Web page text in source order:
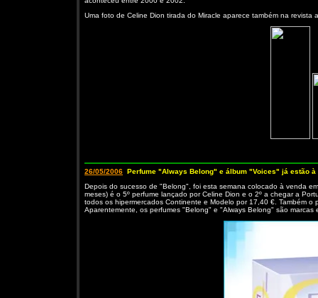
Uma foto de Celine Dion tirada do Miracle aparece também na revista
26/05/2006 Perfume "Always Belong" e álbum "Voices" já estão à
Depois do sucesso de "Belong", foi esta semana colocado à venda
meses) é o 5º perfume lançado por Celine Dion e o 2º a chegar a
todos os hipermercados Continente e Modelo por 17,40 €. Também
Aparentemente, os perfumes "Belong" e "Always Belong" são